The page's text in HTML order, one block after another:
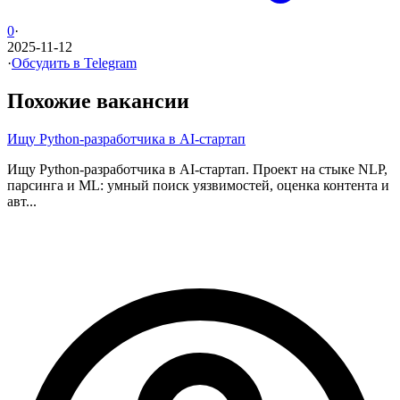
0·
2025-11-12
·Обсудить в Telegram
Похожие вакансии
Ищу Python-разработчика в AI-стартап
Ищу Python-разработчика в AI-стартап. Проект на стыке NLP,
парсинга и ML: умный поиск уязвимостей, оценка контента и
авт...